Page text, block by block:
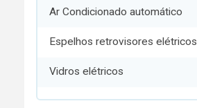
Ar Condicionado automático
Espelhos retrovisores elétricos
Vidros elétricos